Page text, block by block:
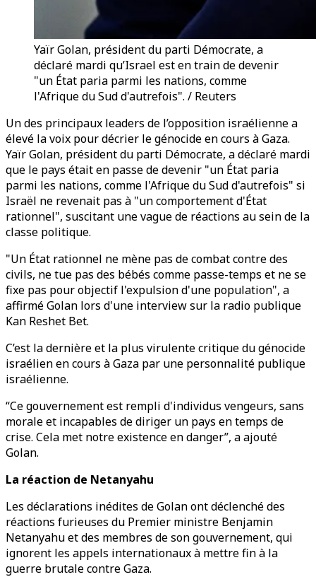
Yaïr Golan, président du parti Démocrate, a
déclaré mardi qu’Israel est en train de devenir
"un État paria parmi les nations, comme
l'Afrique du Sud d'autrefois". / Reuters
Un des principaux leaders de l’opposition israélienne a
élevé la voix pour décrier le génocide en cours à Gaza.
Yaïr Golan, président du parti Démocrate, a déclaré mardi
que le pays était en passe de devenir "un État paria
parmi les nations, comme l'Afrique du Sud d'autrefois" si
Israël ne revenait pas à "un comportement d'État
rationnel", suscitant une vague de réactions au sein de la
classe politique.
"Un État rationnel ne mène pas de combat contre des
civils, ne tue pas des bébés comme passe-temps et ne se
fixe pas pour objectif l'expulsion d'une population", a
affirmé Golan lors d'une interview sur la radio publique
Kan Reshet Bet.
C’est la dernière et la plus virulente critique du génocide
israélien en cours à Gaza par une personnalité publique
israélienne.
“Ce gouvernement est rempli d'individus vengeurs, sans
morale et incapables de diriger un pays en temps de
crise. Cela met notre existence en danger”, a ajouté
Golan.
La réaction de Netanyahu
Les déclarations inédites de Golan ont déclenché des
réactions furieuses du Premier ministre Benjamin
Netanyahu et des membres de son gouvernement, qui
ignorent les appels internationaux à mettre fin à la
guerre brutale contre Gaza.